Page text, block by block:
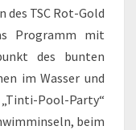
des TSC Rot-Gold
Programm mit
des bunten
im Wasser und
Pool-Party“
beim